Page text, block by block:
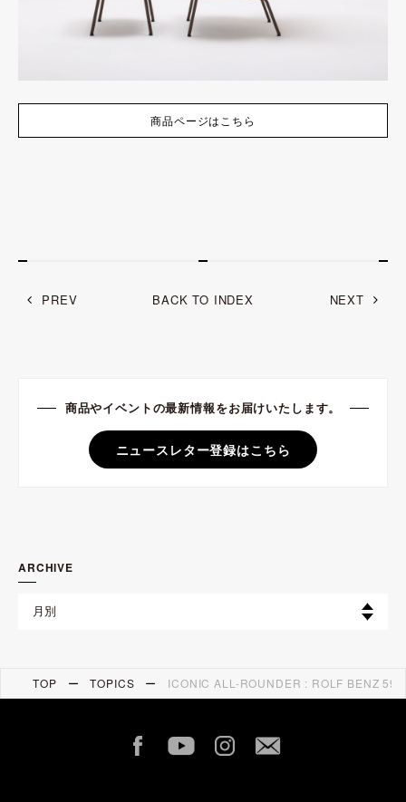
商品ページはこちら
PREV BACK TO INDEX NEXT
商品やイベントの最新情報をお届けいたします。
ニュースレター登録はこちら
ARCHIVE
TOP TOPICS ICONIC ALL-ROUNDER : ROLF BENZ